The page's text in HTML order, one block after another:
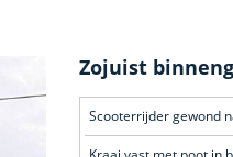
Zojuist
Scooterrijder gewond